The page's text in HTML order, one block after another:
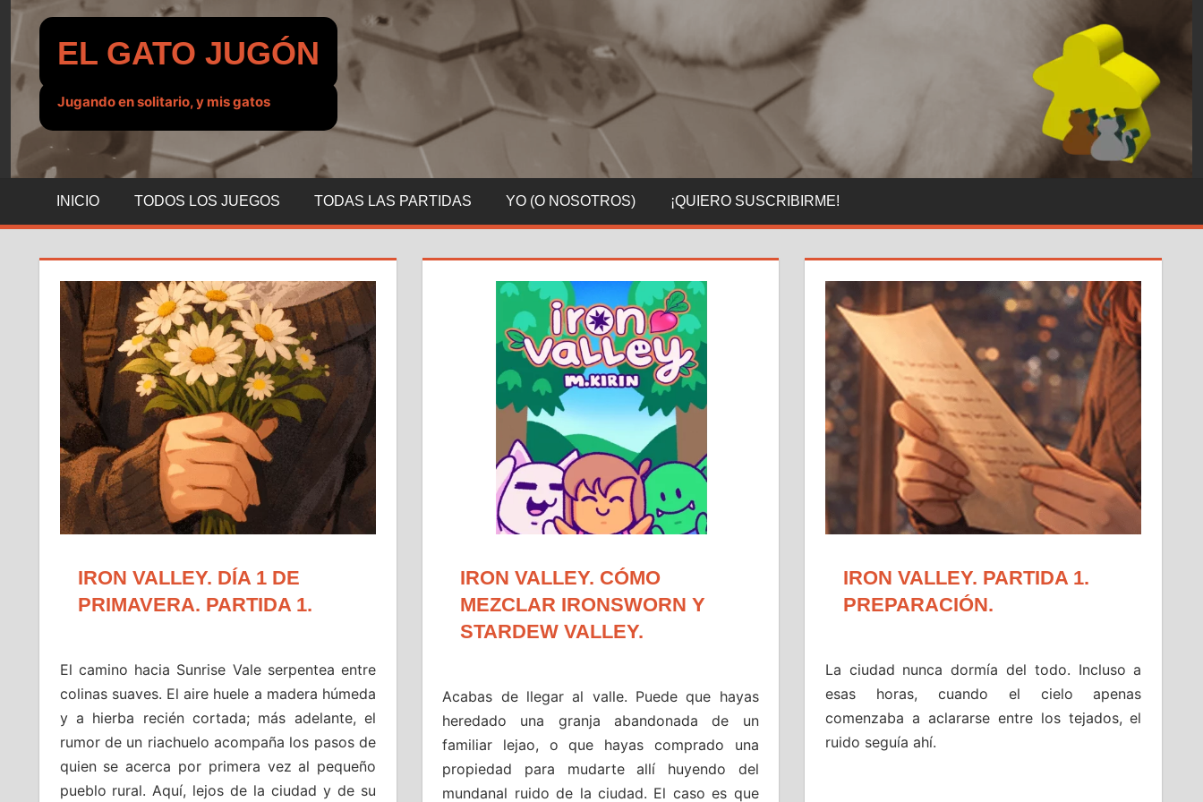
Saltar
contenido EL GATO JUGÓN
Jugando en solitario, y mis gatos
INICIO TODOS LOS JUEGOS TODAS LAS PARTIDAS YO (O NOSOTROS) ¡QUIERO SUSCRIBIRME!
IRON VALLEY. DÍA 1 DE
PRIMAVERA. PARTIDA 1.
El camino hacia Sunrise Vale serpentea entre
colinas suaves. El aire huele a madera húmeda
y a hierba recién cortada; más adelante, el
rumor de un riachuelo acompaña los pasos de
quien se acerca por primera vez al pequeño
pueblo rural. Aquí, lejos de la ciudad y de su
IRON VALLEY. CÓMO
MEZCLAR IRONSWORN Y
STARDEW VALLEY.
Acabas de llegar al valle. Puede que hayas
heredado una granja abandonada de un
familiar lejao, o que hayas comprado una
propiedad para mudarte allí huyendo del
mundanal ruido de la ciudad. El caso es que
IRON VALLEY. PARTIDA 1.
PREPARACIÓN.
La ciudad nunca dormía del todo. Incluso a
esas horas, cuando el cielo apenas
comenzaba a aclararse entre los tejados, el
ruido seguía ahí.